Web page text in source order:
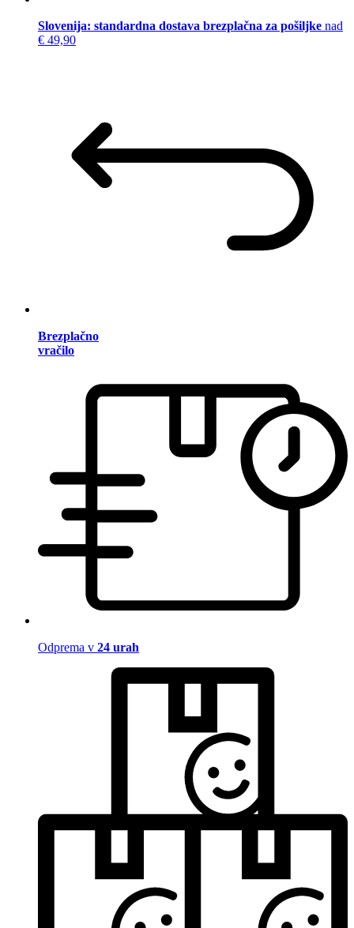
Slovenija: standardna dostava brezplačna za pošiljke nad
€ 49,90
Brezplačno
vračilo
Odprema v 24 urah